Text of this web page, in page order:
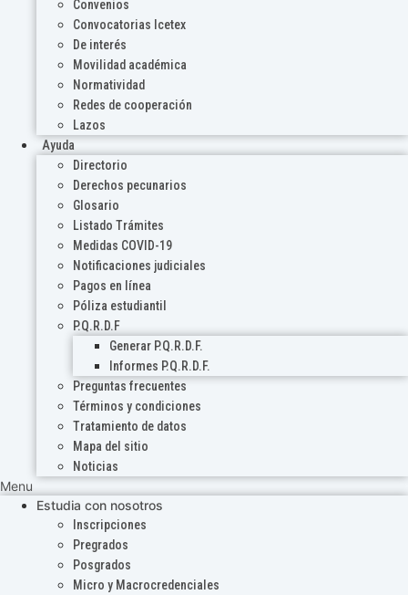
Convenios
Convocatorias Icetex
De interés
Movilidad académica
Normatividad
Redes de cooperación
Lazos
Ayuda
Directorio
Derechos pecunarios
Glosario
Listado Trámites
Medidas COVID-19
Notificaciones judiciales
Pagos en línea
Póliza estudiantil
P.Q.R.D.F
Generar P.Q.R.D.F.
Informes P.Q.R.D.F.
Preguntas frecuentes
Términos y condiciones
Tratamiento de datos
Mapa del sitio
Noticias
Menu
Estudia con nosotros
Inscripciones
Pregrados
Posgrados
Micro y Macrocredenciales